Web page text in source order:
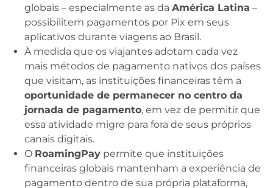
globais – especialmente as da América Latina –
possibilitem pagamentos por Pix em seus
aplicativos durante viagens ao Brasil.
À medida que os viajantes adotam cada vez
mais métodos de pagamento nativos dos países
que visitam, as instituições financeiras têm a
oportunidade de permanecer no centro da
jornada de pagamento, em vez de permitir que
essa atividade migre para fora de seus próprios
canais digitais.
O RoamingPay permite que instituições
financeiras globais mantenham a experiência de
pagamento dentro de sua própria plataforma,